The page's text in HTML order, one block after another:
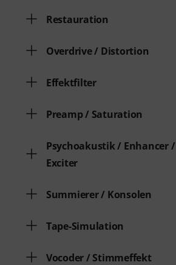
Restauration
Overdrive / Distortion
Effektfilter
Preamp / Saturation
Psychoakustik / Enhancer /
Exciter
Summierer / Konsolen
Tape-Simulation
Vocoder / Stimmeffekt